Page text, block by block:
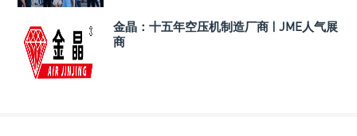
金晶：十五年空压机制造厂商 | JME人气展
商